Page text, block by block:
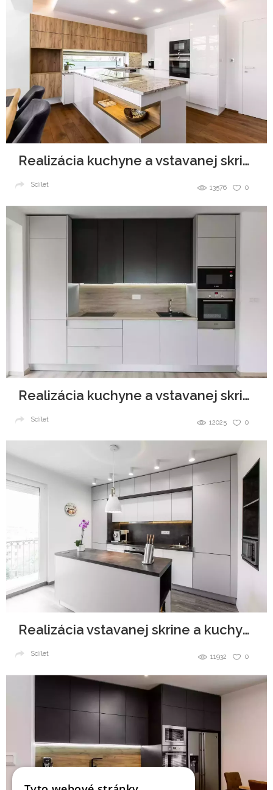
Realizácia kuchyne a vstavanej skrine
0
13576
Sdílet
Realizácia kuchyne a vstavanej skrine - Urban Residence
0
12025
Sdílet
Realizácia vstavanej skrine a kuchynskej linky
0
11932
Sdílet